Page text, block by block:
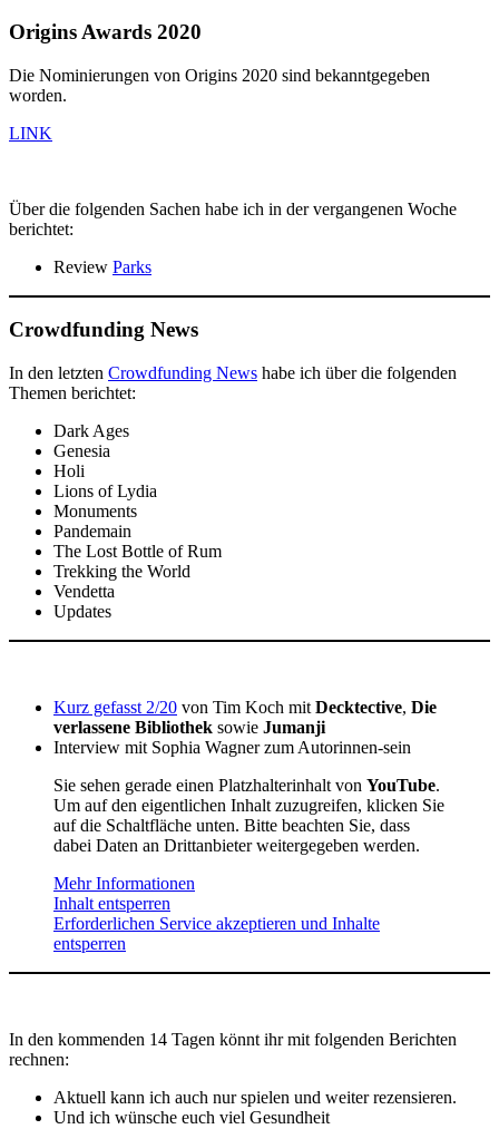
Origins Awards 2020
Die Nominierungen von Origins 2020 sind bekanntgegeben
worden.
LINK
Über die folgenden Sachen habe ich in der vergangenen Woche
berichtet:
Review Parks
Crowdfunding News
In den letzten Crowdfunding News habe ich über die folgenden
Themen berichtet:
Dark Ages
Genesia
Holi
Lions of Lydia
Monuments
Pandemain
The Lost Bottle of Rum
Trekking the World
Vendetta
Updates
Kurz gefasst 2/20 von Tim Koch mit Decktective, Die
verlassene Bibliothek sowie Jumanji
Interview mit Sophia Wagner zum Autorinnen-sein
Sie sehen gerade einen Platzhalterinhalt von YouTube.
Um auf den eigentlichen Inhalt zuzugreifen, klicken Sie
auf die Schaltfläche unten. Bitte beachten Sie, dass
dabei Daten an Drittanbieter weitergegeben werden.
Mehr Informationen
Inhalt entsperren
Erforderlichen Service akzeptieren und Inhalte
entsperren
In den kommenden 14 Tagen könnt ihr mit folgenden Berichten
rechnen:
Aktuell kann ich auch nur spielen und weiter rezensieren.
Und ich wünsche euch viel Gesundheit